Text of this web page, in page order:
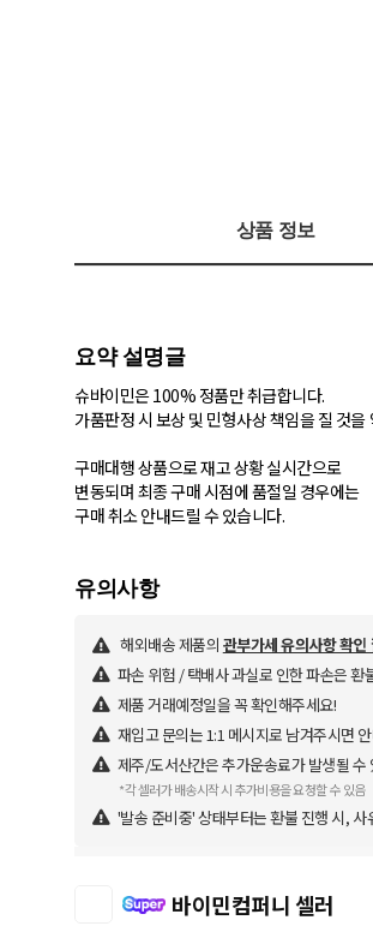
상품 정보
요약 설명글
슈바이민은 100% 정품만 취급합니다.
가품판정 시 보상 및 민형사상 책임을 질 것을
구매대행 상품으로 재고 상황 실시간으로
변동되며 최종 구매 시점에 품절일 경우에는
구매 취소 안내드릴 수 있습니다.
유의사항
해외배송 제품의 관부가세 유의사항 확인
파손 위험 / 택배사 과실로 인한 파손은 환
제품 거래예정일을 꼭 확인해주세요!
재입고 문의는 1:1 메시지로 남겨주시면
제주/도서산간은 추가운송료가 발생될 수
*각 셀러가 배송시작 시 추가비용을 요청할 수 있음
'발송 준비중' 상태부터는 환불 진행 시,
바이민컴퍼니 셀러